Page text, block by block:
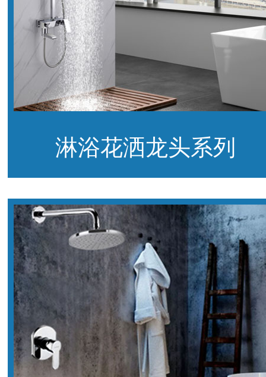
淋浴花洒龙头系列